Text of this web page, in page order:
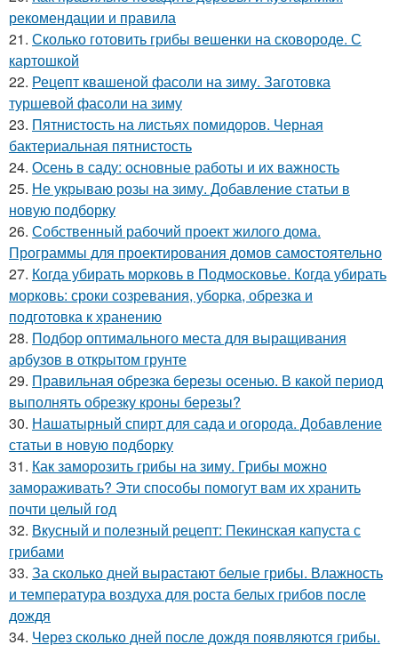
рекомендации и правила
21. Сколько готовить грибы вешенки на сковороде. С
картошкой
22. Рецепт квашеной фасоли на зиму. Заготовка
туршевой фасоли на зиму
23. Пятнистость на листьях помидоров. Черная
бактериальная пятнистость
24. Осень в саду: основные работы и их важность
25. Не укрываю розы на зиму. Добавление статьи в
новую подборку
26. Собственный рабочий проект жилого дома.
Программы для проектирования домов самостоятельно
27. Когда убирать морковь в Подмосковье. Когда убирать
морковь: сроки созревания, уборка, обрезка и
подготовка к хранению
28. Подбор оптимального места для выращивания
арбузов в открытом грунте
29. Правильная обрезка березы осенью. В какой период
выполнять обрезку кроны березы?
30. Нашатырный спирт для сада и огорода. Добавление
статьи в новую подборку
31. Как заморозить грибы на зиму. Грибы можно
замораживать? Эти способы помогут вам их хранить
почти целый год
32. Вкусный и полезный рецепт: Пекинская капуста с
грибами
33. За сколько дней вырастают белые грибы. Влажность
и температура воздуха для роста белых грибов после
дождя
34. Через сколько дней после дождя появляются грибы.